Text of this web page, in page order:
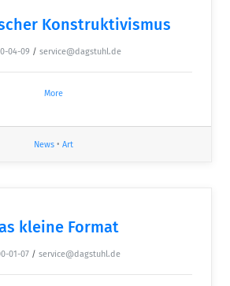
Konstruktivismus
04-09 / service@dagstuhl.de
More
News • Art
kleine Format
01-07 / service@dagstuhl.de